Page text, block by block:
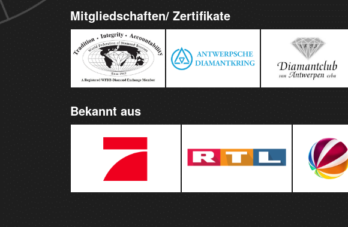
Mitgliedschaften/ Zertifikate
Bekannt aus